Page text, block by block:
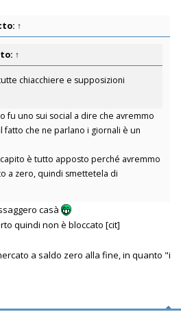
↑
↑
chiacchiere e supposizioni
fu uno sui social a dire che avremmo
fatto che ne parlano i giornali è un
è tutto apposto perché avremmo
a zero, quindi smettetela di
casà
quindi non è bloccato [cit]
a saldo zero alla fine, in quanto "i